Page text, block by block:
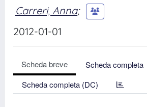
Carreri, Anna;
2012-01-01
Scheda breve
Scheda completa
Scheda completa (DC)